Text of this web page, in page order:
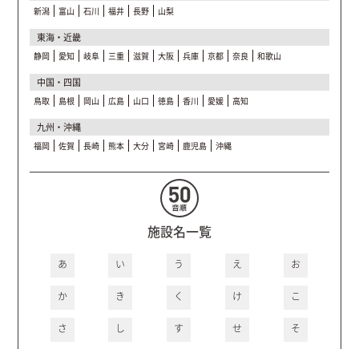
新潟 富山 石川 福井 長野 山梨
東海・近畿
静岡 愛知 岐阜 三重 滋賀 大阪 兵庫 京都 奈良 和歌山
中国・四国
鳥取 島根 岡山 広島 山口 徳島 香川 愛媛 高知
九州・沖縄
福岡 佐賀 長崎 熊本 大分 宮崎 鹿児島 沖縄
施設名一覧
あ い う え お
か き く け こ
さ し す せ そ